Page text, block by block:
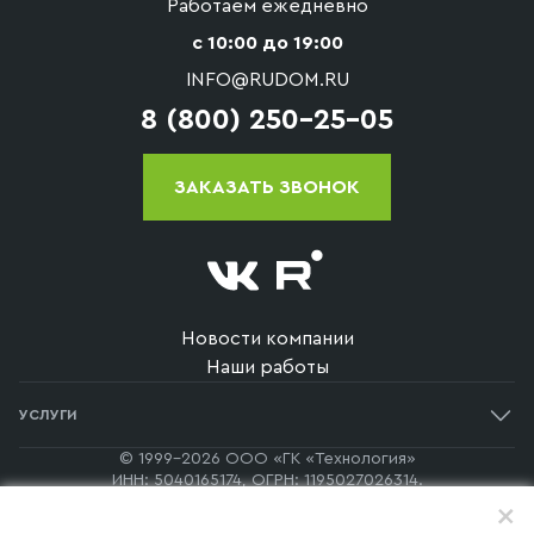
Работаем ежедневно
с 10:00 до 19:00
INFO@RUDOM.RU
8 (800) 250-25-05
ЗАКАЗАТЬ ЗВОНОК
Новости компании
Наши работы
УСЛУГИ
Одноэтажные дома
© 1999-2026 ООО «ГК «Технология»
ИНН: 5040165174, ОГРН: 1195027026314.
+